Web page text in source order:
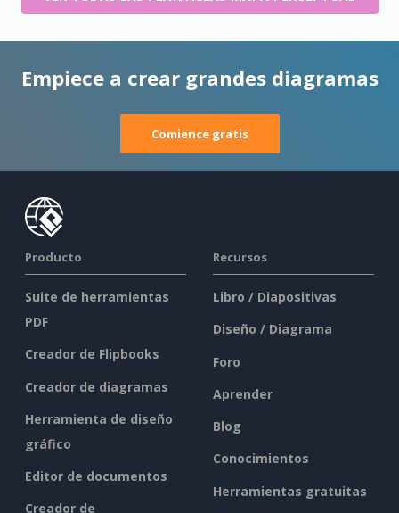
Empiece a crear grandes diagramas
Comience gratis
Producto
Suite de herramientas
PDF
Creador de Flipbooks
Creador de diagramas
Herramienta de diseño
gráfico
Editor de documentos
Creador de
Recursos
Libro / Diapositivas
Diseño / Diagrama
Foro
Aprender
Blog
Conocimientos
Herramientas gratuitas